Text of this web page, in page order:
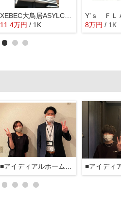
XEBEC大鳥居ASYLCOURT
11.4万円 / 1K
Y’ｓ Ｆ
8万円 / 1K
■アイディアルホーム大森本店■